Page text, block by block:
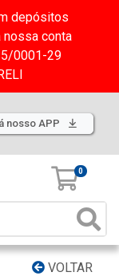
depósitos
nossa conta
0001-29
nosso APP
0
VOLTAR